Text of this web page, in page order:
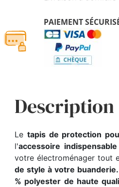
PAIEMENT
Description
Le tapis de protection
l'accessoire indispensable
votre électroménager tout
de style à votre buanderie.
% polyester de haute